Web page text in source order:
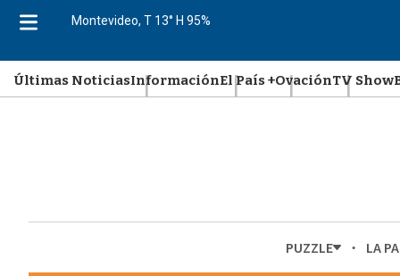
M
n
u
Montevideo, T 13° H 95%
Últimas NoticiasInformaciónEl País +OvaciónTV Show
PUZZLE LA